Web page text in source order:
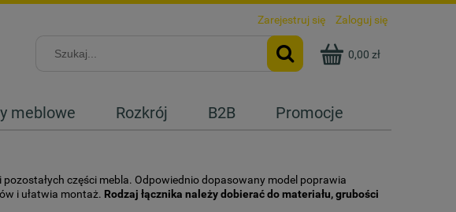
Zarejestruj się Zaloguj się
0,00 zł
meblowe Rozkrój B2B Promocje
części mebla. Odpowiednio dopasowany model poprawia
i ułatwia montaż. Rodzaj łącznika należy dobierać do materiału, grubości